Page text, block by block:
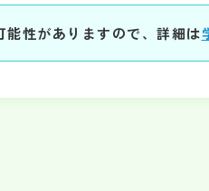
性がありますので、詳細は